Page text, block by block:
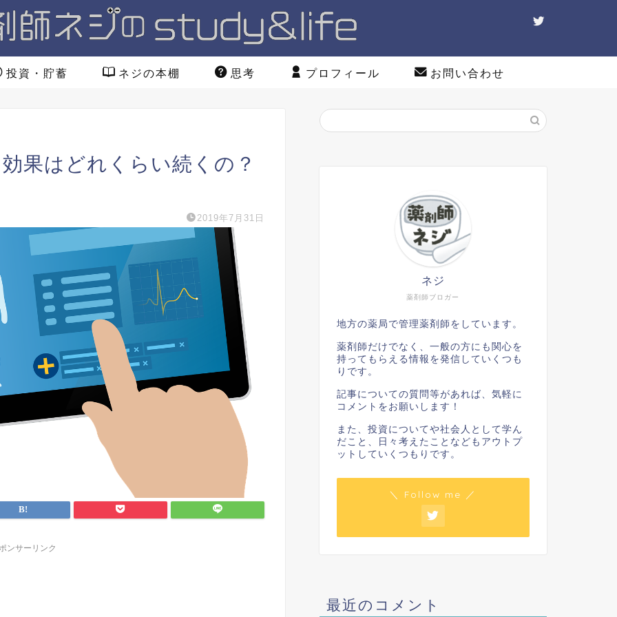
投資・貯蓄 ネジの本棚 思考 プロフィール お問い合わせ
果はどれくらい続くの？
2019年7月31日
ンサーリンク
薬剤師ブロガー
ネジ
地方の薬局で管理薬剤師をしています。
薬剤師だけでなく、一般の方にも関心を
持ってもらえる情報を発信していくつも
りです。
記事についての質問等があれば、気軽に
コメントをお願いします！
また、投資についてや社会人として学ん
だこと、日々考えたことなどもアウトプ
ットしていくつもりです。
＼ Follow me ／
最近のコメント